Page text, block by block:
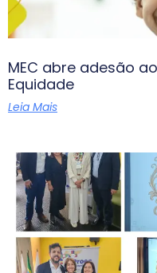
MEC abre adesão
Equidade
Leia Mais